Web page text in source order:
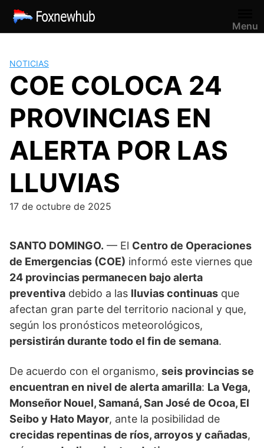
Saltar
contenido
Menu
NOTICIAS
COE COLOCA 24
PROVINCIAS EN
ALERTA POR LAS
LLUVIAS
17 de octubre de 2025
SANTO DOMINGO. — El Centro de Operaciones
de Emergencias (COE) informó este viernes que
24 provincias permanecen bajo alerta
preventiva debido a las lluvias continuas que
afectan gran parte del territorio nacional y que,
según los pronósticos meteorológicos,
persistirán durante todo el fin de semana.
De acuerdo con el organismo, seis provincias se
encuentran en nivel de alerta amarilla: La Vega,
Monseñor Nouel, Samaná, San José de Ocoa, El
Seibo y Hato Mayor, ante la posibilidad de
crecidas repentinas de ríos, arroyos y cañadas,